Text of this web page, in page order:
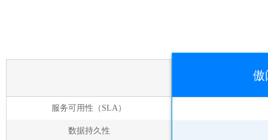
服务可用性（SLA）
数据持久性
傲